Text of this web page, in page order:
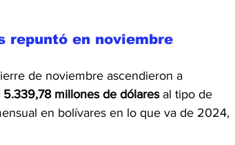
repuntó en noviembre
de noviembre ascendieron a
millones de dólares al tipo de
en bolívares en lo que va de 2024,